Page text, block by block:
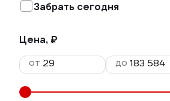
Забрать сегодня
Цена, ₽
от
до